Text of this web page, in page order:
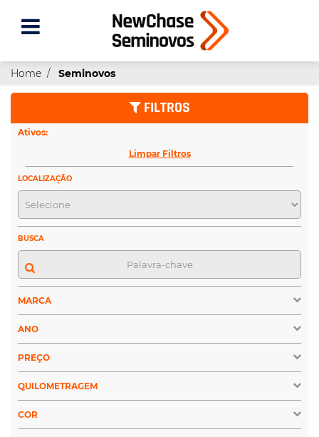
Home Seminovos
FILTROS
Ativos:
Limpar Filtros
LOCALIZAÇÃO
BUSCA
MARCA
ANO
PREÇO
QUILOMETRAGEM
COR